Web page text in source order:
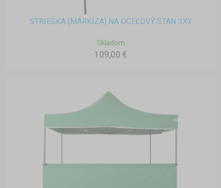
STRIEŠKA (MARKÍZA) NA OCEĽOVÝ STAN 3X3
Skladom
109,00 €